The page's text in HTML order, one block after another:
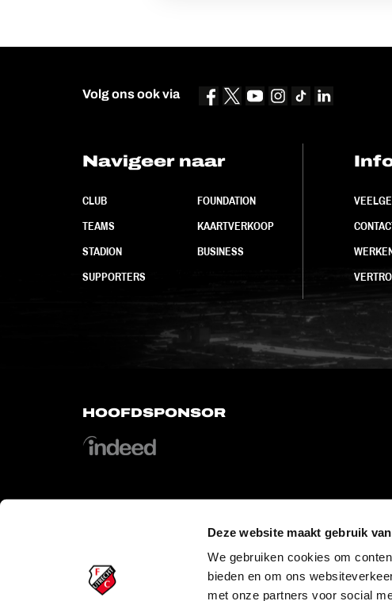
Deze website maakt gebruik
We gebruiken cookies om
bieden en om ons
met onze partners voor social
Volg ons ook via
Navigeer naar
CLUB
TEAMS
STADION
SUPPORTERS
FOUNDATION
KAARTVERKOOP
BUSINESS
HOOFDSPONSOR
OFFICIAL PARTNERS